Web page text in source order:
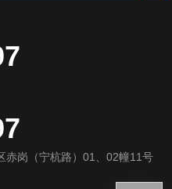
赤岗（宁杭路）01、02幢11号